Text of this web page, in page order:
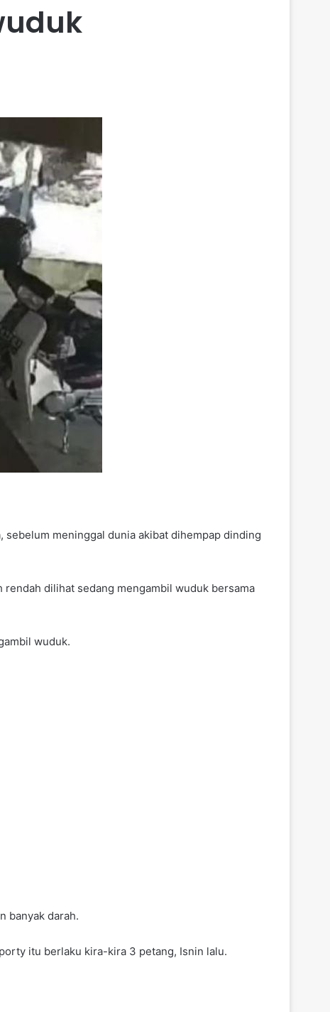
meninggal dunia akibat dihempap dinding
dilihat sedang mengambil wuduk bersama
wuduk.
banyak darah.
itu berlaku kira-kira 3 petang, Isnin lalu.